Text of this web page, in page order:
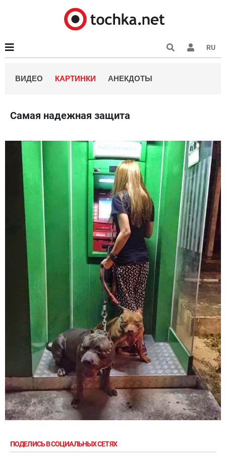
RU
ВИДЕО КАРТИНКИ АНЕКДОТЫ
Самая надежная защита
ПОДЕЛИСЬ В СОЦИАЛЬНЫХ СЕТЯХ